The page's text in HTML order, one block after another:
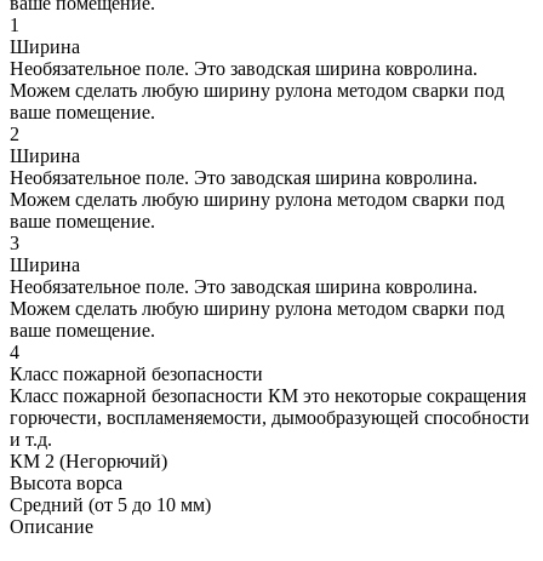
1
Ширина
Необязательное поле. Это заводская ширина ковролина.
Можем сделать любую ширину рулона методом сварки под
ваше помещение.
2
Ширина
Необязательное поле. Это заводская ширина ковролина.
Можем сделать любую ширину рулона методом сварки под
ваше помещение.
3
Ширина
Необязательное поле. Это заводская ширина ковролина.
Можем сделать любую ширину рулона методом сварки под
ваше помещение.
4
Класс пожарной безопасности
Класс пожарной безопасности КМ это некоторые сокращения
горючести, воспламеняемости, дымообразующей способности
и т.д.
КМ 2 (Негорючий)
Высота ворса
Средний (от 5 до 10 мм)
Описание